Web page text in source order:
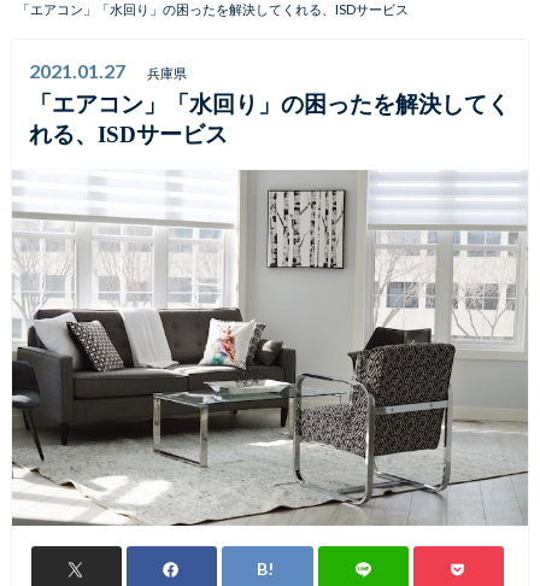
「エアコン」「水回り」の困ったを解決してくれる、ISDサービス
2021.01.27 兵庫県
「エアコン」「水回り」の困ったを解決してく
れる、ISDサービス